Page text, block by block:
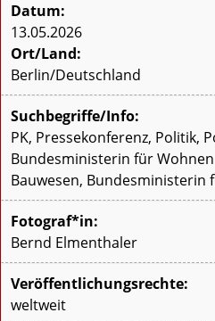
Datum:
13.05.2026
Ort/Land:
Berlin/Deutschland
Suchbegriffe/Info:
PK, Pressekonferenz, Politik,
Bundesministerin für
Bauwesen, Bundesministerin
Fotograf*in:
Bernd Elmenthaler
Veröffentlichungsrechte:
weltweit